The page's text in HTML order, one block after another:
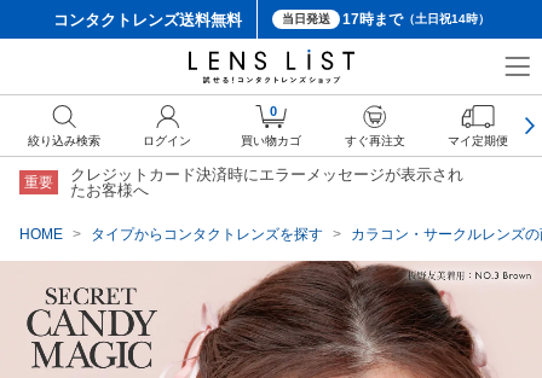
コンタクトレンズ送料無料 当日発送 17時まで（土日祝14時）
重要
クレジットカード決済時にエラーメッセージが表示され
たお客様へ
HOME タイプからコンタクトレンズを探す カラコン・サークルレンズ
絞り込み検索 ログイン
0
買い物カゴ すぐ再注文 マイ定期便
クーポン詳細